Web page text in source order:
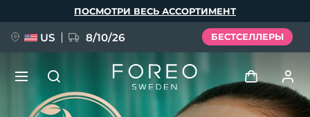
ПОСМОТРИ ВЕСЬ АССОРТИМЕНТ
US 8/10/26 БЕСТСЕЛЛЕРЫ